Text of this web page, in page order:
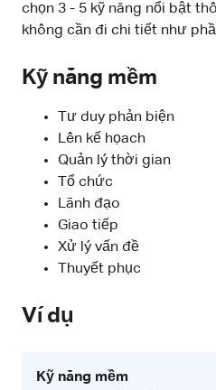
chọn 3 - 5 kỹ năng nổi bật
không cần đi chi tiết như
Kỹ năng mềm
Tư duy phản biện
Lên kế họach
Quản lý thời gian
Tổ chức
Lãnh đạo
Giao tiếp
Xử lý vấn đề
Thuyết phục
Ví dụ
Kỹ năng mềm